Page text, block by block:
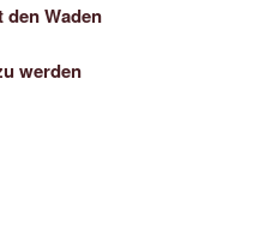
Waden
werden